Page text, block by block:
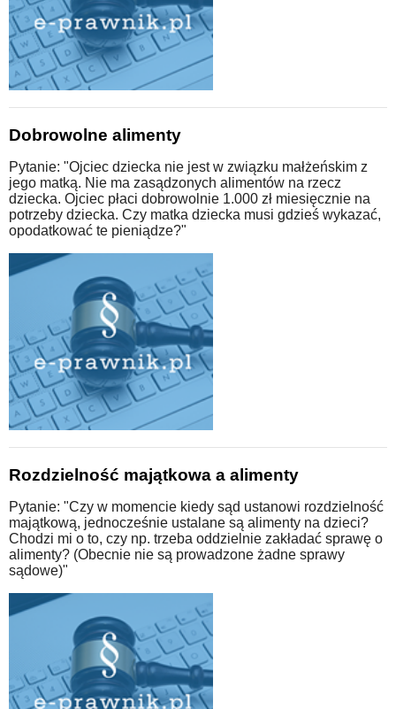
Dobrowolne alimenty
Pytanie: "Ojciec dziecka nie jest w związku małżeńskim z
jego matką. Nie ma zasądzonych alimentów na rzecz
dziecka. Ojciec płaci dobrowolnie 1.000 zł miesięcznie na
potrzeby dziecka. Czy matka dziecka musi gdzieś wykazać,
opodatkować te pieniądze?"
Rozdzielność majątkowa a alimenty
Pytanie: "Czy w momencie kiedy sąd ustanowi rozdzielność
majątkową, jednocześnie ustalane są alimenty na dzieci?
Chodzi mi o to, czy np. trzeba oddzielnie zakładać sprawę o
alimenty? (Obecnie nie są prowadzone żadne sprawy
sądowe)"